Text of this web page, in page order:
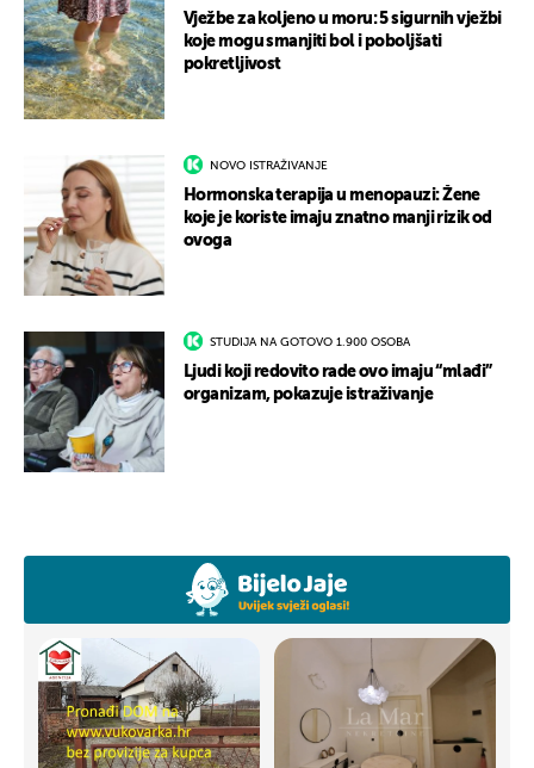
Vježbe za koljeno u moru: 5 sigurnih vježbi
koje mogu smanjiti bol i poboljšati
pokretljivost
NOVO ISTRAŽIVANJE
Hormonska terapija u menopauzi: Žene
koje je koriste imaju znatno manji rizik od
ovoga
STUDIJA NA GOTOVO 1.900 OSOBA
Ljudi koji redovito rade ovo imaju “mlađi”
organizam, pokazuje istraživanje